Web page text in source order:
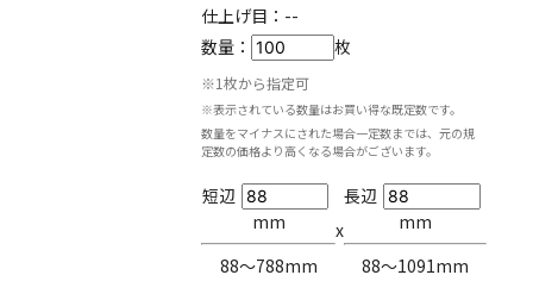
仕上げ目： --
数量：
枚
※1枚から指定可
※表示されている数量はお買い得な既定数です。
数量をマイナスにされた場合一定数までは、元の規
定数の価格より高くなる場合がございます。
短辺
mm
88〜788mm
x
長辺
mm
88〜1091mm